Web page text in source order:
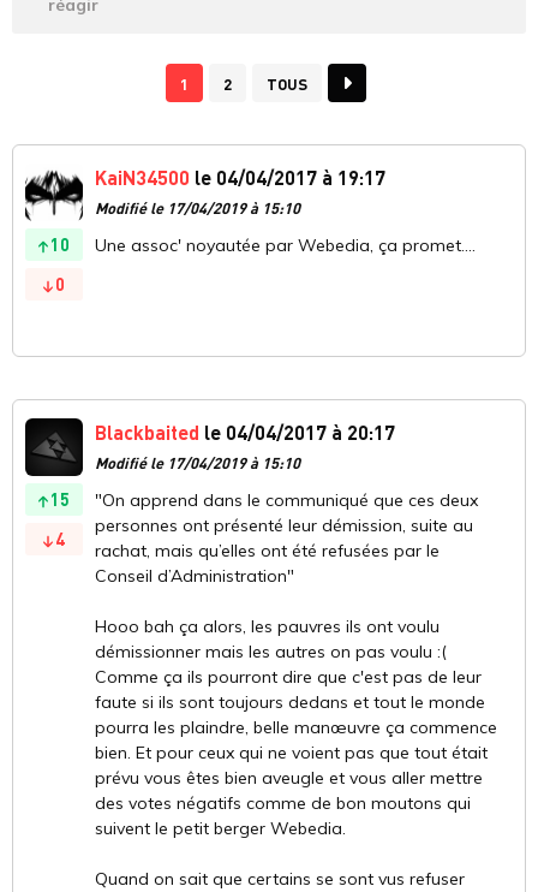
réagir
1 2 TOUS
10
0
KaiN34500 le 04/04/2017 à 19:17
Modifié le 17/04/2019 à 15:10
Une assoc' noyautée par Webedia, ça promet....
15
4
Blackbaited le 04/04/2017 à 20:17
Modifié le 17/04/2019 à 15:10
"On apprend dans le communiqué que ces deux
personnes ont présenté leur démission, suite au
rachat, mais qu’elles ont été refusées par le
Conseil d’Administration"
Hooo bah ça alors, les pauvres ils ont voulu
démissionner mais les autres on pas voulu :(
Comme ça ils pourront dire que c'est pas de leur
faute si ils sont toujours dedans et tout le monde
pourra les plaindre, belle manœuvre ça commence
bien. Et pour ceux qui ne voient pas que tout était
prévu vous êtes bien aveugle et vous aller mettre
des votes négatifs comme de bon moutons qui
suivent le petit berger Webedia.
Quand on sait que certains se sont vus refuser